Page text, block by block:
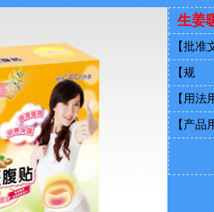
生姜
【批准
【规
【用法
【产品